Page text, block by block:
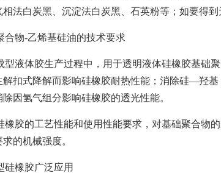
相法白炭黑、沉淀法白炭黑、石英粉等；如要得
合物-乙烯基硅油的技术要求
体胶生产过程中，用于透明液体硅橡胶基础聚
解扣式降解而影响硅橡胶耐热性能；消除硅—
因氢气组分影响硅橡胶的透光性能。
橡胶的工艺性能和使用性能要求，对基础聚合物
的机械强度。
硅橡胶广泛应用